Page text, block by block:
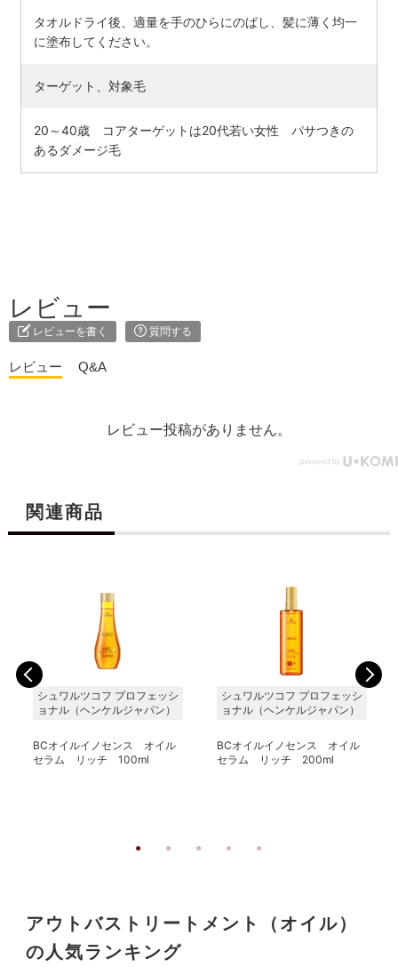
タオルドライ後、適量を手のひらにのばし、髪に薄く均一
に塗布してください。
ターゲット、対象毛
20～40歳 コアターゲットは20代若い女性 パサつきの
あるダメージ毛
レビュー
レビューを書く 質問する
レビュー Q&A
レビュー投稿がありません。
関連商品
シュワルツコフ プロフェッシ
ョナル（ヘンケルジャパン）
BCオイルイノセンス オイル
セラム リッチ 100ml
シュワルツコフ プロフェッシ
ョナル（ヘンケルジャパン）
BCオイルイノセンス オイル
セラム リッチ 200ml
アウトバストリートメント（オイル）
の人気ランキング